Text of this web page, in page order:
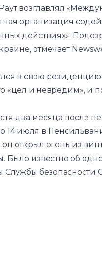
отмечает
в свою
и невредим», и
два месяца после
14 июля в
открыл огонь из
Было известно об
безопасности